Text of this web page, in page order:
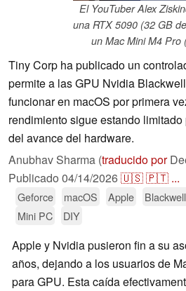
El YouTuber Alex
una RTX 5090 (32 GB
un Mac Mini M4 Pro
Tiny Corp ha publicado un
permite a las GPU Nvidia
funcionar en macOS por primera
rendimiento sigue estando
del avance del hardware.
Anubhav Sharma (traducido por
Publicado 04/14/2026🇺🇸🇵🇹 ...
Geforce macOS Apple
Mini PC
DIY
Apple y Nvidia pusieron fin a su
años, dejando a los usuarios de
para GPU. Esta caída